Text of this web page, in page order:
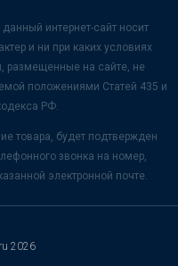
интернет-сайт носит
и ни при каких условиях
размещенные на сайте, не
положениями Статей 435 и
РФ.
товара, будет подтвержден
звонка на номер,
электронной почте.
2026